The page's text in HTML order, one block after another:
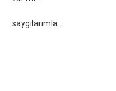
saygılarımla...